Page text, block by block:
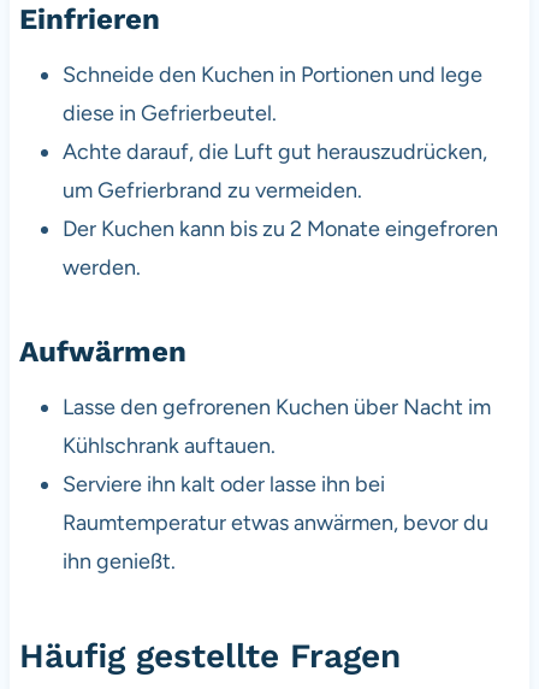
Einfrieren
Schneide den Kuchen in Portionen und lege
diese in Gefrierbeutel.
Achte darauf, die Luft gut herauszudrücken,
um Gefrierbrand zu vermeiden.
Der Kuchen kann bis zu 2 Monate eingefroren
werden.
Aufwärmen
Lasse den gefrorenen Kuchen über Nacht im
Kühlschrank auftauen.
Serviere ihn kalt oder lasse ihn bei
Raumtemperatur etwas anwärmen, bevor du
ihn genießt.
Häufig gestellte Fragen